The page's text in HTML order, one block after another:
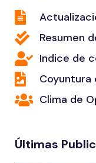
Resumen
Indice de
Coyuntura
Clima de
Últimas